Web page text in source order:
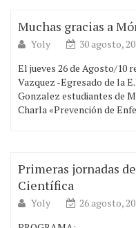
Muchas gracias a
Yoly
30 agosto,
El jueves 26 de Agosto/10
Vazquez -Egresado de la
Gonzalez estudiantes de
Charla «Prevención de
Primeras jornadas
Científica
Yoly
26 agosto,